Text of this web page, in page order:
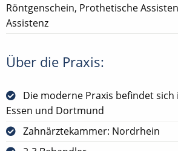
Röntgenschein, Prothetische
Assistenz
Über die Praxis:
Die moderne Praxis befindet sich
Essen und Dortmund
Zahnärztekammer: Nordrhein